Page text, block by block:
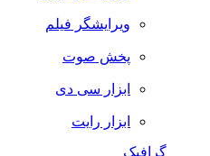
ویرایشگر فیلم
پخش صوت
ابزار سی دی
ابزار رایت
گرافیک